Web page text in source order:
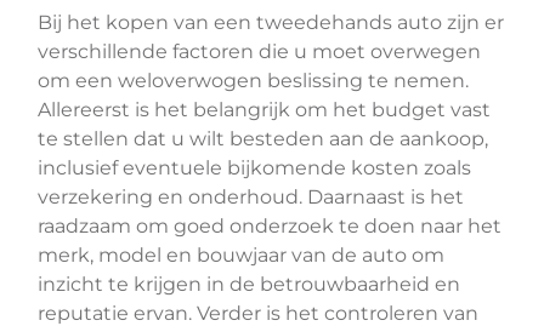
Bij het kopen van een tweedehands auto zijn er
verschillende factoren die u moet overwegen
om een weloverwogen beslissing te nemen.
Allereerst is het belangrijk om het budget vast
te stellen dat u wilt besteden aan de aankoop,
inclusief eventuele bijkomende kosten zoals
verzekering en onderhoud. Daarnaast is het
raadzaam om goed onderzoek te doen naar het
merk, model en bouwjaar van de auto om
inzicht te krijgen in de betrouwbaarheid en
reputatie ervan. Verder is het controleren van